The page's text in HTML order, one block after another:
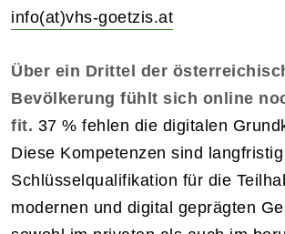
info(at)vhs-goetzis.at
Über ein Drittel der
Bevölkerung fühlt sich online
fit. 37 % fehlen die digitalen
Diese Kompetenzen sind
Schlüsselqualifikation für die
modernen und digital geprägten